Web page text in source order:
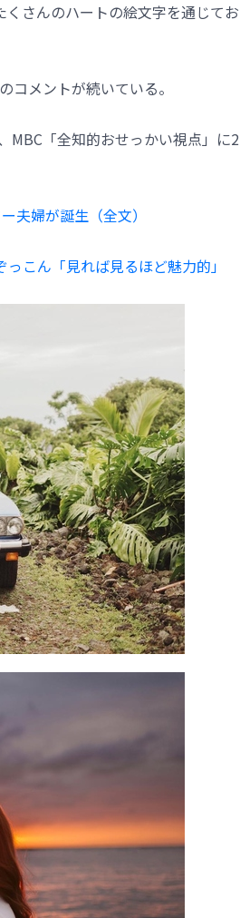
くさんのハートの絵文字を通じてお
コメントが続いている。
MBC「全知的おせっかい視点」に2
夫婦が誕生（全文）
こん「見れば見るほど魅力的」